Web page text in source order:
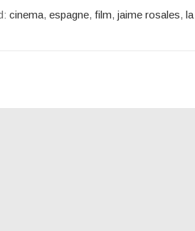
cinema, espagne, film, jaime rosales,